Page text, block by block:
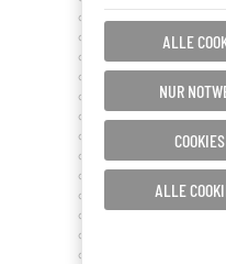
ALLE
NUR
ALLE
Caleta de Fuste
Corralejo
Costa Calma
El Cotillo
Gran Tarajal
La Lajita
La Oliva
La Pared
Lajares